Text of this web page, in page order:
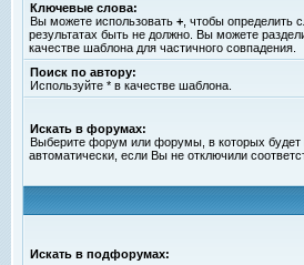
Ключевые слова:
Вы можете использовать + , чтобы определить
результатах быть не должно. Вы можете
качестве шаблона для частичного совпадения.
Поиск по автору:
Используйте * в качестве шаблона.
Искать в форумах:
Выберите форум или форумы, в которых будет
автоматически, если Вы не отключили
Искать в подфорумах: